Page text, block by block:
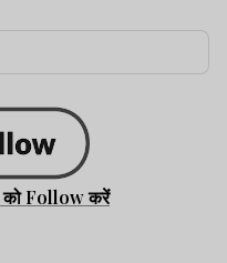
को Follow करें